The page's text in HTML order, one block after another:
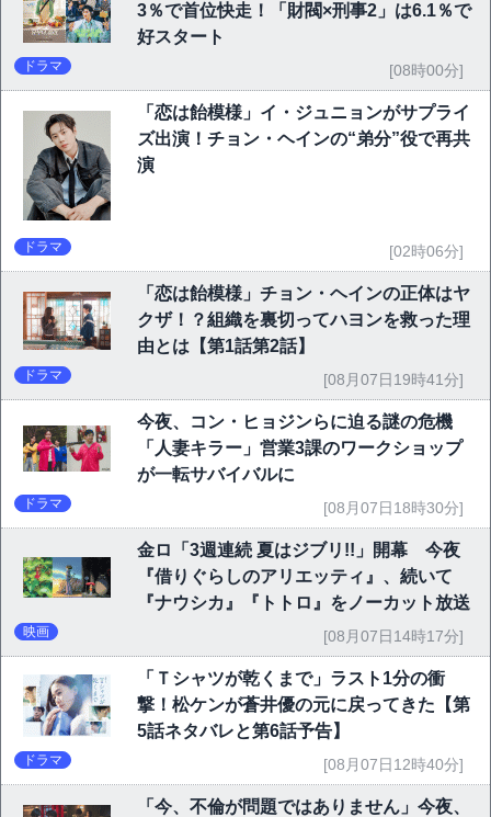
3％で首位快走！「財閥×刑事2」は6.1％で
好スタート
ドラマ [08時00分]
「恋は飴模様」イ・ジュニョンがサプライ
ズ出演！チョン・ヘインの“弟分”役で再共
演
ドラマ [02時06分]
「恋は飴模様」チョン・ヘインの正体はヤ
クザ！？組織を裏切ってハヨンを救った理
由とは【第1話第2話】
ドラマ [08月07日19時41分]
今夜、コン・ヒョジンらに迫る謎の危機
「人妻キラー」営業3課のワークショップ
が一転サバイバルに
ドラマ [08月07日18時30分]
金ロ「3週連続 夏はジブリ!!」開幕 今夜
『借りぐらしのアリエッティ』、続いて
『ナウシカ』『トトロ』をノーカット放送
映画 [08月07日14時17分]
「Ｔシャツが乾くまで」ラスト1分の衝
撃！松ケンが蒼井優の元に戻ってきた【第
5話ネタバレと第6話予告】
ドラマ [08月07日12時40分]
「今、不倫が問題ではありません」今夜、